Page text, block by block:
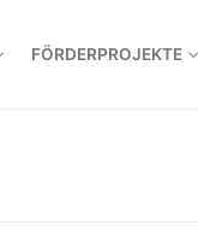
FÖRDERPROJEKTE